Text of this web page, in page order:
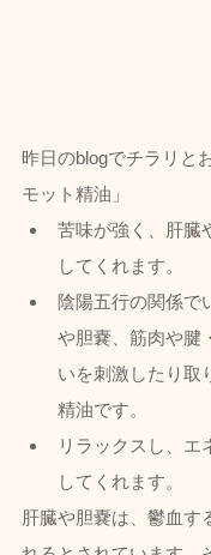
昨日のblogでチラリと
モット精油」
苦味が強く、肝臓
してくれます。
陰陽五行の関係で
や胆嚢、筋肉や腱
いを刺激したり取
精油です。
リラックスし、エ
してくれます。
肝臓や胆嚢は、鬱血す